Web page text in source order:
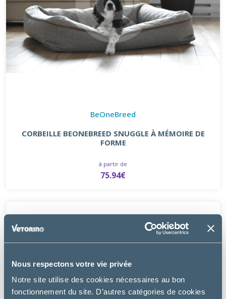
Nous respectons votre vie privée
Notre site utilise des cookies nécessaires au bon
fonctionnement du site. D’autres catégories de cookies
BeOneBreed
CORBEILLE BEONEBREED SNUGGLE À MÉMOIRE DE
FORME
à partir de
75.94€